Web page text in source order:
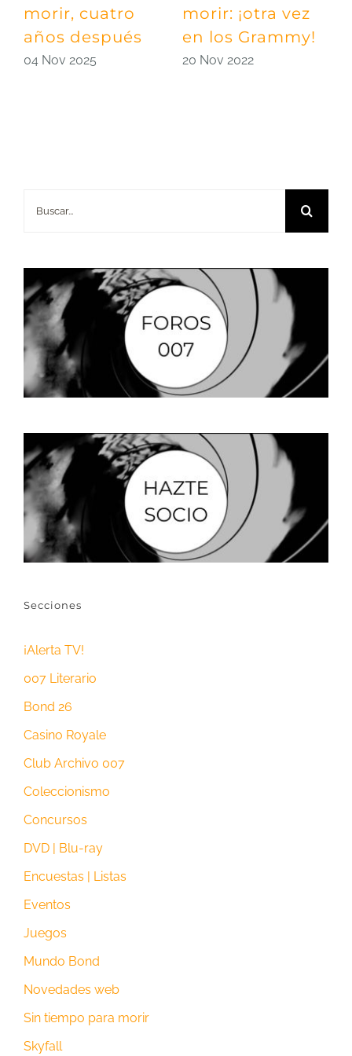
morir, cuatro
años después
04 Nov 2025
morir: ¡otra vez
en los Grammy!
20 Nov 2022
Secciones
¡Alerta TV!
007 Literario
Bond 26
Casino Royale
Club Archivo 007
Coleccionismo
Concursos
DVD | Blu-ray
Encuestas | Listas
Eventos
Juegos
Mundo Bond
Novedades web
Sin tiempo para morir
Skyfall